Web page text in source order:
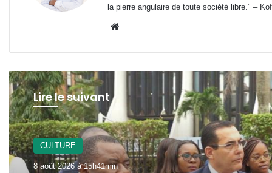
la pierre angulaire de toute société libre." –
Lire le suivant
CULTURE
8 août 2026 à 15h41min